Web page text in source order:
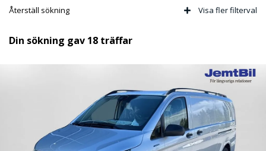
Återställ sökning Visa fler filterval
Din sökning gav 18 träffar